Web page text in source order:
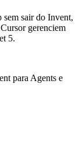
sair do Invent,
gerenciem
5.